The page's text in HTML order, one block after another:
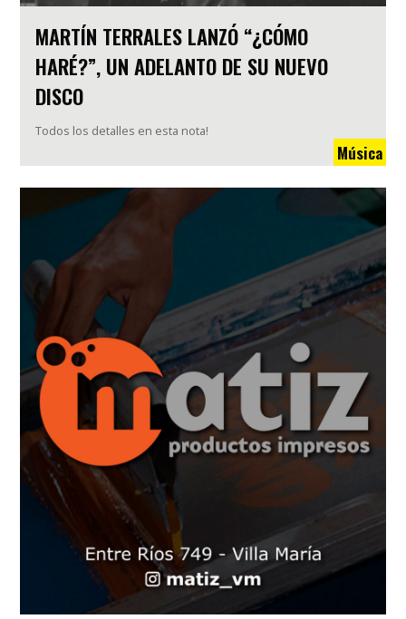
MARTÍN TERRALES LANZÓ “¿CÓMO
HARÉ?”, UN ADELANTO DE SU NUEVO
DISCO
Todos los detalles en esta nota!
Música